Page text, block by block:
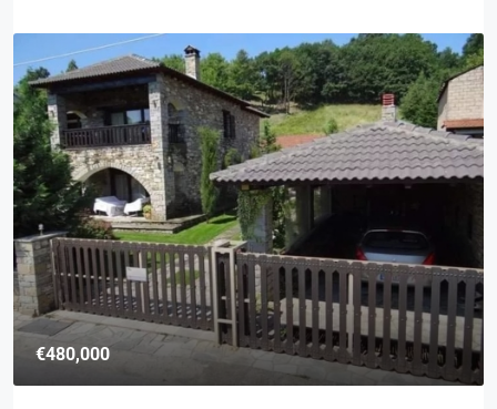
€480,000